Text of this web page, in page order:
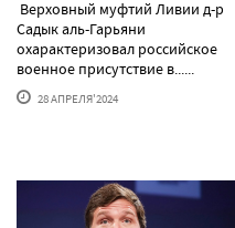
Верховный муфтий Ливии д-р
Садык аль-Гарьяни
охарактеризовал российское
военное присутствие в......
28 АПРЕЛЯ'2024